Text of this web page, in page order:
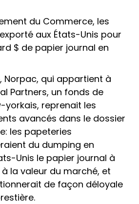
du Commerce, les
aux États-Unis pour
$ de papier journal en
Norpac, qui appartient à
Partners, un fonds de
yorkais, reprenait les
avancés dans le dossier
les papeteries
du dumping en
Unis le papier journal à
la valeur du marché, et
de façon déloyale